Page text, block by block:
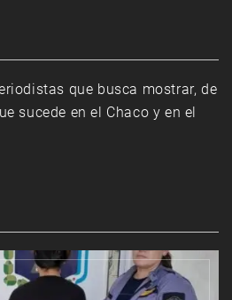
que busca mostrar, de
sucede en el Chaco y en el